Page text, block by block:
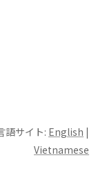
サイト: English |
Vietnamese